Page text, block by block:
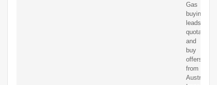
Gas
buying
leads,
quotations
and
buy
offers
from
Austria